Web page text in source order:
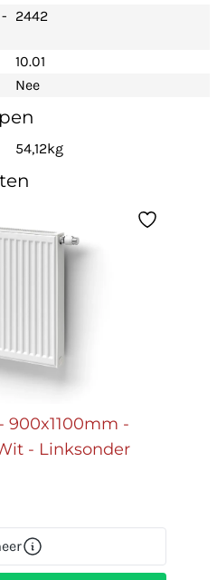
2442
10.01
Nee
54,12kg
900x1100mm -
- Linksonder